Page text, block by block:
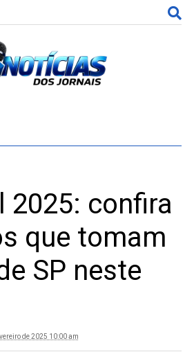
2025: confira
que tomam
SP neste
de 2025 10:00 am